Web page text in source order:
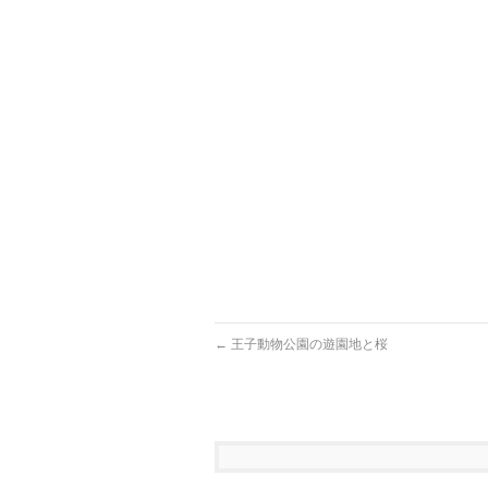
← 王子動物公園の遊園地と桜